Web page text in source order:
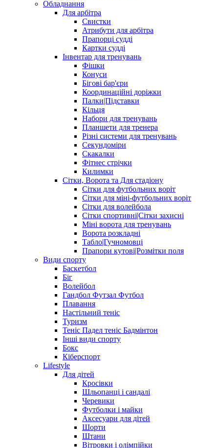
Обладнання
Для арбітра
Свистки
Атрибути для арбітра
Прапорці судді
Картки судді
Інвентар для тренувань
Фішки
Конуси
Бігові бар'єри
Координаційні доріжки
Палки|Підставки
Кільця
Набори для тренувань
Планшети для тренера
Різні системи для тренувань
Секундоміри
Скакалки
Фітнес стрічки
Килимки
Сітки, Ворота та Для стадіону
Сітки для футбольних воріт
Сітки для міні-футбольних воріт
Сітки для волейбола
Сітки спортивні|Cітки захисні
Міні ворота для тренувань
Ворота розкладні
Табло|Гучномовці
Прапори кутові|Розмітки поля
Види спорту
Баскетбол
Біг
Волейбол
Гандбол Футзал Футбол
Плавання
Настільний теніс
Туризм
Теніс Падел теніс Бадмінтон
Інші види спорту
Бокс
Кіберспорт
Lifestyle
Для дітей
Кросівки
Шльопанці і сандалі
Черевики
Футболки і майки
Аксесуари для дітей
Шорти
Штани
Вітровки і олімпійки